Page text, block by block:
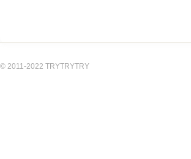
© 2011-2022 TRYTRYTRY